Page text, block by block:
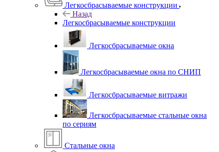
Легкосбрасываемые конструкции
Назад
Легкосбрасываемые конструкции
Легкосбрасываемые окна
Легкосбрасываемые окна по СНИП
Легкосбрасываемые витражи
Легкосбрасываемые стальные окна
по сериям
Стальные окна